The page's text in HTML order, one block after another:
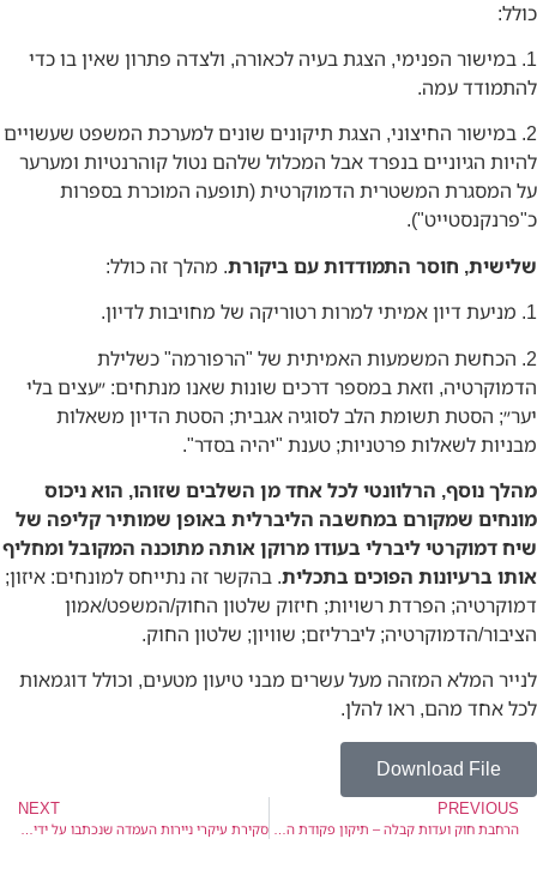
כולל:
1. במישור הפנימי, הצגת בעיה לכאורה, ולצדה פתרון שאין בו כדי
להתמודד עמה.
2. במישור החיצוני, הצגת תיקונים שונים למערכת המשפט שעשויים
להיות הגיוניים בנפרד אבל המכלול שלהם נטול קוהרנטיות ומערער
על המסגרת המשטרית הדמוקרטית (תופעה המוכרת בספרות
כ"פרנקנסטייט").
שלישית, חוסר התמודדות עם ביקורת. מהלך זה כולל:
1. מניעת דיון אמיתי למרות רטוריקה של מחויבות לדיון.
2. הכחשת המשמעות האמיתית של "הרפורמה" כשלילת
הדמוקרטיה, וזאת במספר דרכים שונות שאנו מנתחים: ״עצים בלי
יער״; הסטת תשומת הלב לסוגיה אגבית; הסטת הדיון משאלות
מבניות לשאלות פרטניות; טענת "יהיה בסדר".
מהלך נוסף, הרלוונטי לכל אחד מן השלבים שזוהו, הוא ניכוס
מונחים שמקורם במחשבה הליברלית באופן שמותיר קליפה של
שיח דמוקרטי ליברלי בעודו מרוקן אותה מתוכנה המקובל ומחליף
אותו ברעיונות הפוכים בתכלית. בהקשר זה נתייחס למונחים: איזון;
דמוקרטיה; הפרדת רשויות; חיזוק שלטון החוק/המשפט/אמון
הציבור/הדמוקרטיה; ליברליזם; שוויון; שלטון החוק.
לנייר המלא המזהה מעל עשרים מבני טיעון מטעים, וכולל דוגמאות
לכל אחד מהם, ראו להלן.
Download File
PREVIOUS
NEXT